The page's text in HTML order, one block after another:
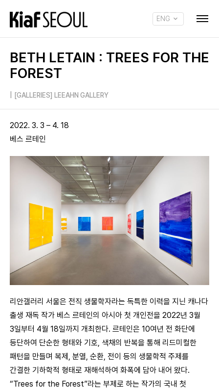
ENG
BETH LETAIN : TREES FOR THE
FOREST
[GALLERIES] LEEAHN GALLERY
2022. 3. 3 – 4. 18
베스 르테인
리안갤러리 서울은 전직 생물학자라는 독특한 이력을 지닌 캐나다
출생 재독 작가 베스 르테인의 아시아 첫 개인전을 2022년 3월
3일부터 4월 18일까지 개최한다. 르테인은 10여년 전 화단에
등단하여 단순한 형태와 기호, 색채의 반복을 통해 리드미컬한
패턴을 만들며 복제, 분열, 순환, 전이 등의 생물학적 주제를
간결한 기하학적 형태로 재해석하여 화폭에 담아 내어 왔다.
“Trees for the Forest”라는 부제로 하는 작가의 국내 첫